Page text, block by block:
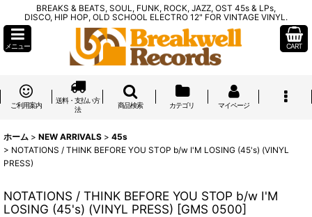
BREAKS & BEATS, SOUL, FUNK, ROCK, JAZZ, OST 45s & LPs,
DISCO, HIP HOP, OLD SCHOOL ELECTRO 12" FOR VINTAGE VINYL.
メニュー CART
ご利用案内
送料・支払い方
法
商品検索 カテゴリ マイページ
ホーム > NEW ARRIVALS > 45s
> NOTATIONS / THINK BEFORE YOU STOP b/w I'M LOSING (45's) (VINYL
PRESS)
NOTATIONS / THINK BEFORE YOU STOP b/w I'M
LOSING (45's) (VINYL PRESS) [GMS 0500]